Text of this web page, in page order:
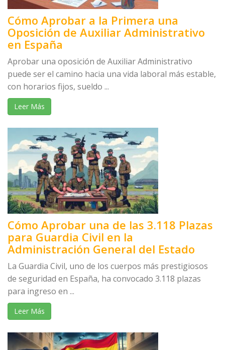
Cómo Aprobar a la Primera una
Oposición de Auxiliar Administrativo
en España
Aprobar una oposición de Auxiliar Administrativo
puede ser el camino hacia una vida laboral más estable,
con horarios fijos, sueldo ...
Leer Más
Cómo Aprobar una de las 3.118 Plazas
para Guardia Civil en la
Administración General del Estado
La Guardia Civil, uno de los cuerpos más prestigiosos
de seguridad en España, ha convocado 3.118 plazas
para ingreso en ...
Leer Más